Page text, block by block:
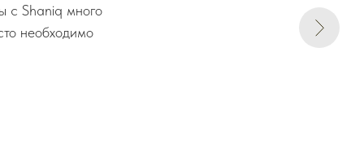
с Shaniq много
необходимо